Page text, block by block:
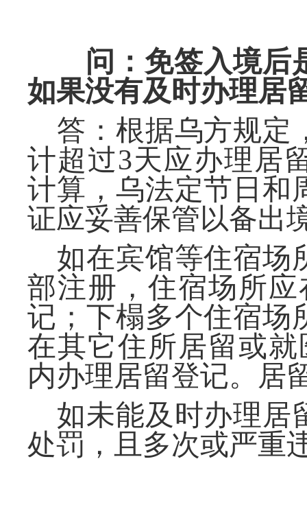
问：免签入境后
如果没有及时办理居
答：根据乌方规定
计超过3天应办理居
计算，乌法定节日和
证应妥善保管以备出
如在宾馆等住宿场
部注册，住宿场所应
记；下榻多个住宿场
在其它住所居留或
内办理居留登记。居
如未能及时办理居
处罚，且多次或严重